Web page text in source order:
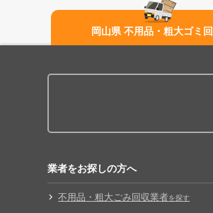
岡山県 不用品・粗大ゴミ
業者をお探しの方へ
不用品・粗大ごみ回収業者を探す